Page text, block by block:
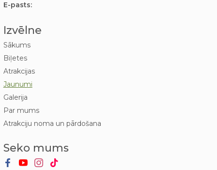
E-pasts:
Izvēlne
Sākums
Biļetes
Atrakcijas
Jaunumi
Galerija
Par mums
Atrakciju noma un pārdošana
Seko mums